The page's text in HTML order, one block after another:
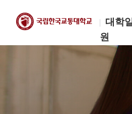
대학
원
한국교통대학교
대학일자리개